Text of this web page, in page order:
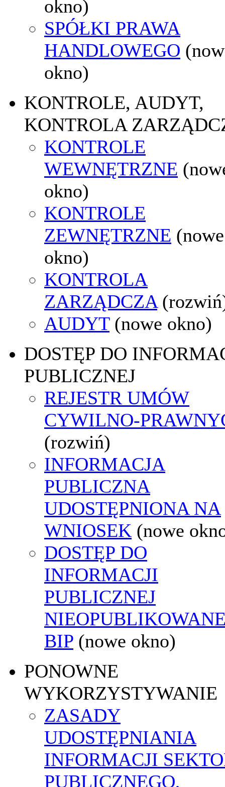
okno)
SPÓŁKI PRAWA
HANDLOWEGO
okno)
KONTROLE, AUDYT,
KONTROLA
KONTROLE
WEWNĘTRZNE
okno)
KONTROLE
ZEWNĘTRZNE (nowe
okno)
KONTROLA
ZARZĄDCZA
AUDYT (nowe okno)
DOSTĘP DO
PUBLICZNEJ
REJESTR UMÓW
CYWILNO-
(rozwiń)
INFORMACJA
PUBLICZNA
UDOSTĘPNIONA NA
WNIOSEK (nowe
DOSTĘP DO
INFORMACJI
PUBLICZNEJ
BIP (nowe okno)
PONOWNE
WYKORZYSTYWANIE
ZASADY
UDOSTĘPNIANIA
INFORMACJI
PUBLICZNEGO,